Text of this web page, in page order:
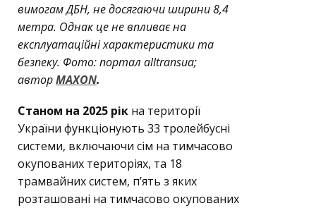
вимогам ДБН, не досягаючи ширини 8,4
метра. Однак це не впливає на
експлуатаційні характеристики та
безпеку. Фото: портал alltransua;
авторMAXON.
Станом на 2025 рік на території
України функціонують 33 тролейбусні
системи, включаючи сім на тимчасово
окупованих територіях, та 18
трамвайних систем, п’ять з яких
розташовані на тимчасово окупованих